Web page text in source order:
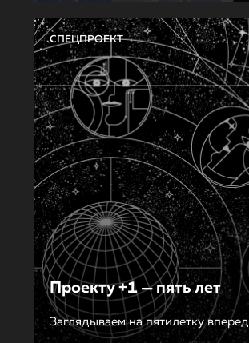
СПЕЦПРОЕКТ
Проекту +1 — пять лет
Заглядываем на пятилетку вперед